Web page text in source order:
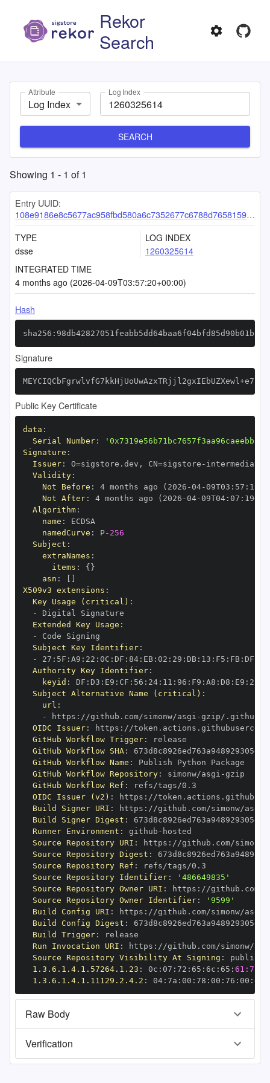
Rekor
Search
Attribute
Log Index
Log Index
SEARCH
Showing 1 - 1 of1
Entry UUID:
108e9186e8c5677ac958fbd580a6c7352677c6788d765815919d034e66d296f68bdca19d6d2c1a44
TYPE
dsse
LOG INDEX
1260325614
INTEGRATED TIME
4 months ago (2026-04-09T03:57:20+00:00)
Hash
Signature
Public Key Certificate
data :
Serial Number:
Signature :
Issuer: O=sigstore.dev , CN=sigstore -
Validity:
Not Before : 4 months ago (2026 -04-09T03 : 57 :
Not After: 4 months ago (2026 -04-09T04: 07 : 19+00
Algorithm:
name :
namedCurve : P- 256
Subject :
extraNames :
items : { }
asn :
X509v3 extensions :
Key Usage (critical) :
-
Extended Key Usage :
-
Subject Key Identifier:
-
27 : 5F : A9 : 22 : 0C : DF : 84: EB: 02 : 29 : DB: 13 : F5 : FB: DF
Authority Key Identifier:
keyid : DF : D3 : E9 : CF : 56 : 24: 11 : 96 : F9 : A8 : D8 : E9 : 28
Subject Alternative Name (critical) :
url :
-
https : //github.com/simonw/asgi -
OIDC Issuer: https :
GitHub Workflow Trigger:
GitHub Workflow SHA:
GitHub Workflow Name :
GitHub Workflow Repository: simonw/asgi -
GitHub Workflow Ref :
OIDC Issuer (v2) : https :
Build Signer URI : https : //github.com/simonw/asgi
Build Signer Digest :
Runner Environment : github -
Source Repository URI : https : //github.com/
Source Repository Digest :
Source Repository Ref :
Source Repository Identifier:
'486649835'
Source Repository Owner URI : https :
Source Repository Owner Identifier:
'9599'
Build Config URI : https : //github.com/simonw/asgi
Build Config Digest :
Build Trigger:
Run Invocation URI : https : //github.com/simonw/
Source Repository Visibility At Signing :
1.3.6.1.4.1.57264.1.23 : 0c : 07 : 72 : 65 : 6c : 65 :
1.3.6.1.4.1.11129.2.4.2 : 04: 7a : 00 : 78 : 00 : 76 : 00 : dd
Raw Body
Verification